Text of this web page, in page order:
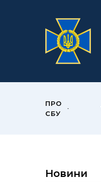
ПРО
СБУ
Новини